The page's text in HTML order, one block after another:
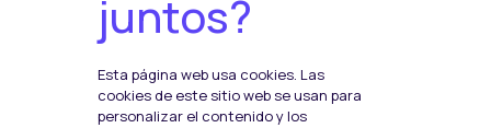
Social Media
juntos?
Esta página web usa cookies. Las
cookies de este sitio web se usan para
personalizar el contenido y los